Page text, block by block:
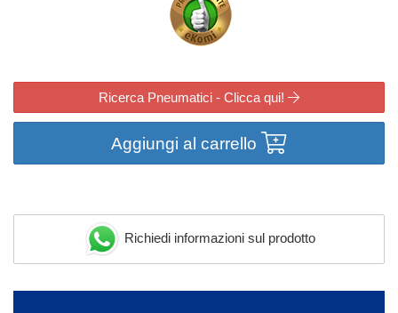
Ricerca Pneumatici - Clicca qui!
Aggiungi al carrello
Richiedi informazioni sul prodotto